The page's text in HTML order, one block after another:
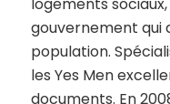
gouvernement qui
population.
les Yes Men
documents. En